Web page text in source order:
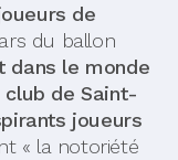
de
du ballon
dans le monde
club de Saint-
joueurs
« la notoriété